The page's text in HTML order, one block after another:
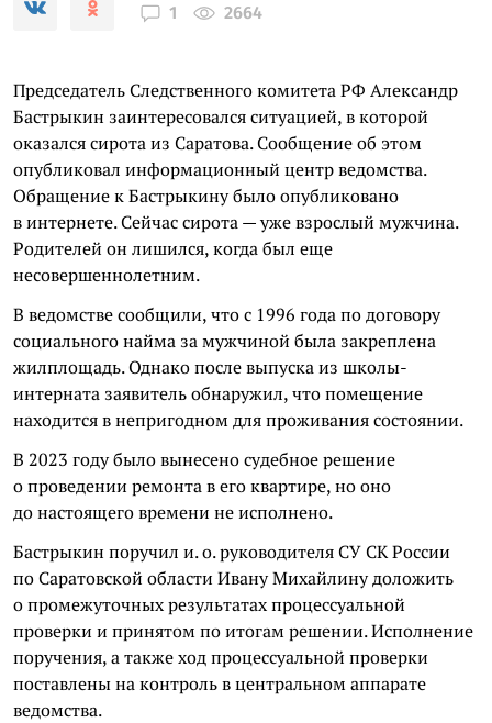
1 2664
Председатель Следственного комитета РФ Александр
Бастрыкин заинтересовался ситуацией, в которой
оказался сирота из Саратова. Сообщение об этом
опубликовал информационный центр ведомства.
Обращение к Бастрыкину было опубликовано
в интернете. Сейчас сирота — уже взрослый мужчина.
Родителей он лишился, когда был еще
несовершеннолетним.
В ведомстве сообщили, что с 1996 года по договору
социального найма за мужчиной была закреплена
жилплощадь. Однако после выпуска из школы-
интерната заявитель обнаружил, что помещение
находится в непригодном для проживания состоянии.
В 2023 году было вынесено судебное решение
о проведении ремонта в его квартире, но оно
до настоящего времени не исполнено.
Бастрыкин поручил и. о. руководителя СУ СК России
по Саратовской области Ивану Михайлину доложить
о промежуточных результатах процессуальной
проверки и принятом по итогам решении. Исполнение
поручения, а также ход процессуальной проверки
поставлены на контроль в центральном аппарате
ведомства.